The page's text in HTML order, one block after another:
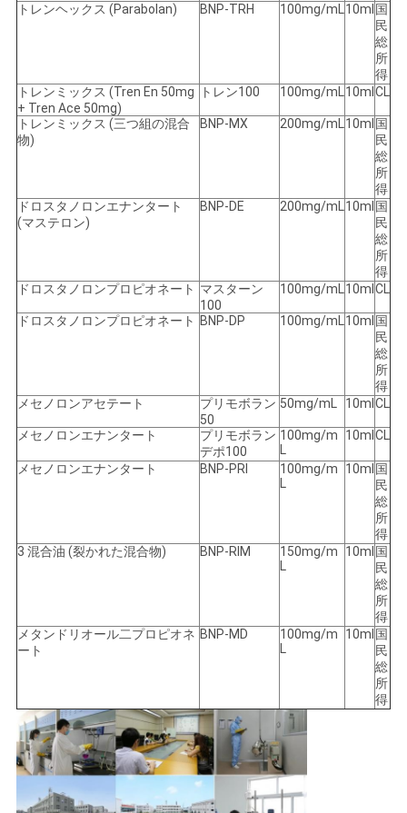
トレンヘックス (Parabolan)
BNP-TRH 100mg/mL10ml国
民
総
所
得
トレンミックス (Tren En 50mg
+ Tren Ace 50mg)
トレン100 100mg/mL10mlCL
トレンミックス (三つ組の混合
物)
BNP-MX 200mg/mL10ml国
民
総
所
得
ドロスタノロンエナンタート
(マステロン)
BNP-DE 200mg/mL10ml国
民
総
所
得
ドロスタノロンプロピオネート マスターン
100
100mg/mL10mlCL
ドロスタノロンプロピオネート BNP-DP 100mg/mL10ml国
民
総
所
得
メセノロンアセテート
プリモボラン
50
50mg/mL 10mlCL
メセノロンエナンタート
プリモボラン
デポ100
100mg/m
L
10mlCL
メセノロンエナンタート BNP-PRI
100mg/m
L
10ml国
民
総
所
得
3 混合油 (裂かれた混合物)
BNP-RIM
150mg/m
L
10ml国
民
総
所
得
メタンドリオール二プロピオネ
ート
BNP-MD
100mg/m
L
10ml国
民
総
所
得